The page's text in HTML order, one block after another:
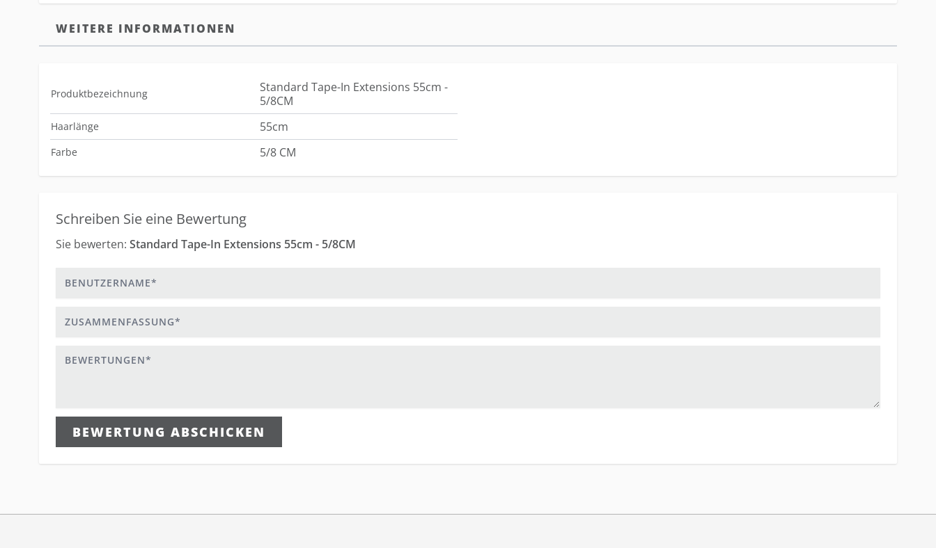
WEITERE INFORMATIONEN
Produktbezeichnung
Standard Tape-In Extensions 55cm -
5/8CM
Haarlänge 55cm
Farbe 5/8 CM
Schreiben Sie eine Bewertung
Sie bewerten: Standard Tape-In Extensions 55cm - 5/8CM
BEWERTUNG ABSCHICKEN